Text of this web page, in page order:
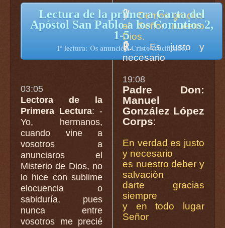
Lectura de la primera Carta del
Apóstol San Pablo a los Corintios 2,
1-5
1ª lectura: Os anuncié a Cristo crucificado.
03:05
Lectora de la
Primera Lectura: -
Yo, hermanos,
cuando vine a
vosotros a
anunciaros el
Misterio de Dios, no
lo hice con sublime
elocuencia o
sabiduría, pues
nunca entre
vosotros me precié
℣. Demos gracias
al Señor nuestro
Dios.
℟.
Es justo y
necesario
19:08
Padre Don:
Manuel
González López
Corps:
En verdad es justo
y necesario
es nuestro deber y
salvación
darte gracias
siempre
y en todo lugar
Señor